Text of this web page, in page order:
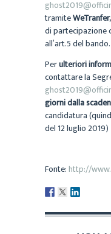
tramiteWeTranfer,
di partecipazione
all’art.5 del bando.
Perulteriori
contattare la
giorni dalla
candidatura
del 12 luglio 2019)
Fonte:http://